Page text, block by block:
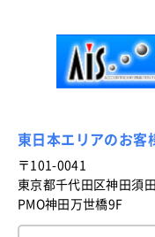
東日本エリアのお客
〒101-0041
東京都千代田区神田須
PMO神田万世橋9F